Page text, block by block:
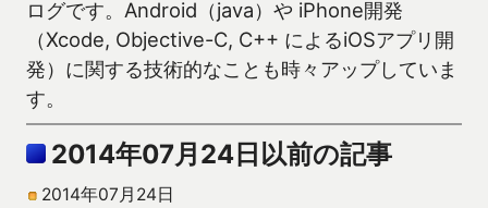
ログです。Android（java）や iPhone開発
（Xcode, Objective-C, C++ によるiOSアプリ開
発）に関する技術的なことも時々アップしていま
す。
2014年07月24日以前の記事
2014年07月24日